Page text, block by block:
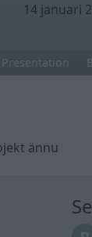
14 januari
Presentation
ännu